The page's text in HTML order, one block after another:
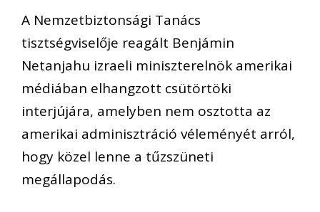
A Nemzetbiztonsági Tanács
tisztségviselője reagált Benjámin
Netanjahu izraeli miniszterelnök amerikai
médiában elhangzott csütörtöki
interjújára, amelyben nem osztotta az
amerikai adminisztráció véleményét arról,
hogy közel lenne a tűzszüneti
megállapodás.